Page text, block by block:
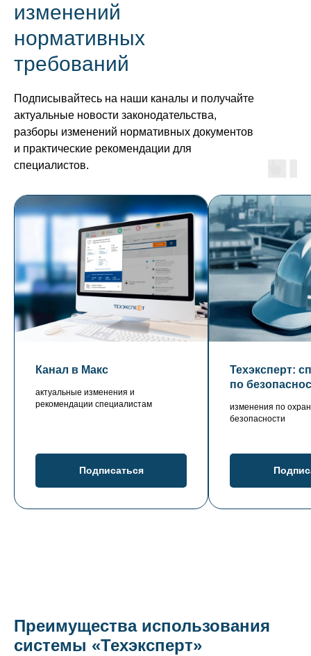
изменений
нормативных
требований
Подписывайтесь на наши каналы и получайте
актуальные новости законодательства,
разборы изменений нормативных документов
и практические рекомендации для
специалистов.
Канал в Макс
актуальные изменения и
рекомендации специалистам
Подписаться
Техэксперт:
по
изменения по
безопасности
Преимущества использования
системы «Техэксперт»